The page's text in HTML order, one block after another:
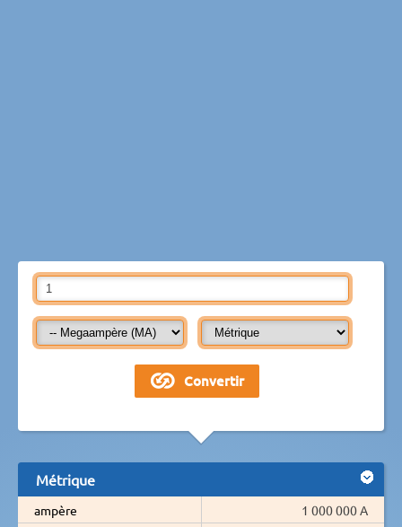
Métrique
ampère
1 000 000 A